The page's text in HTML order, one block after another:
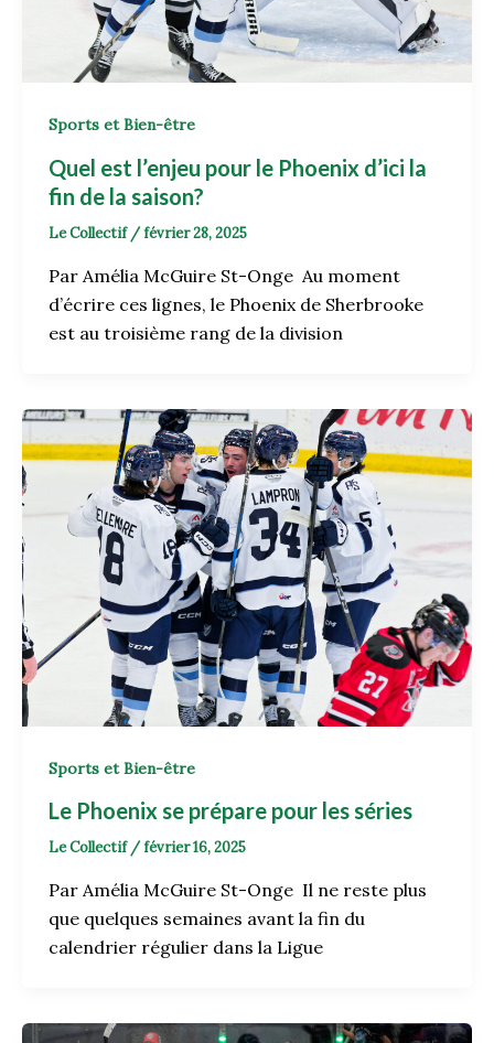
Sports et Bien-être
Quel est l’enjeu pour le Phoenix d’ici la
fin de la saison?
Le Collectif /février 28, 2025
Par Amélia McGuire St-Onge Au moment
d’écrire ces lignes, le Phoenix de Sherbrooke
est au troisième rang de la division
Sports et Bien-être
Le Phoenix se prépare pour les séries
Le Collectif/février 16, 2025
Par Amélia McGuire St-Onge Il ne reste plus
que quelques semaines avant la fin du
calendrier régulier dans la Ligue